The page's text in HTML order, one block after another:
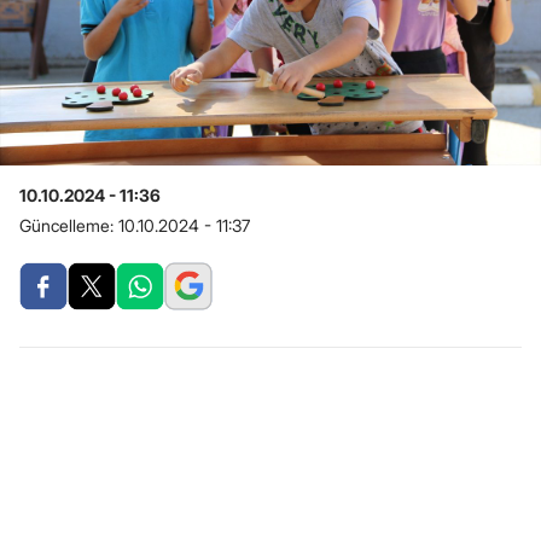
10.10.2024 - 11:36
Güncelleme: 10.10.2024 - 11:37